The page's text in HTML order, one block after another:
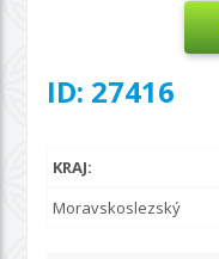
ID: 27416
KRAJ:
Moravskoslezský